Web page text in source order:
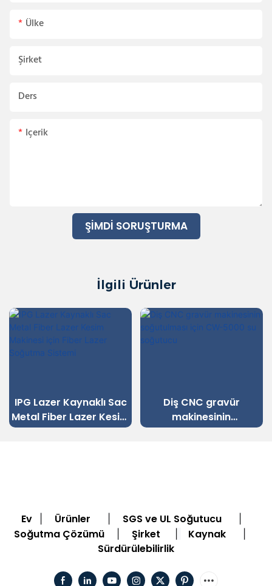
Ülke
Şirket
Ders
Içerik
ŞIMDI SORUŞTURMA
İlgili Ürünler
IPG Lazer Kaynaklı Sac
Metal Fiber Lazer Kesim
Makinesi için Fiber Lazer
Diş CNC gravür
makinesinin
soğutulması için CW-
Ev Ürünler SGS ve UL Soğutucu
Soğutma Çözümü Şirket Kaynak
Sürdürülebilirlik